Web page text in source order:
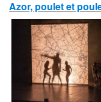
Azor, poulet et